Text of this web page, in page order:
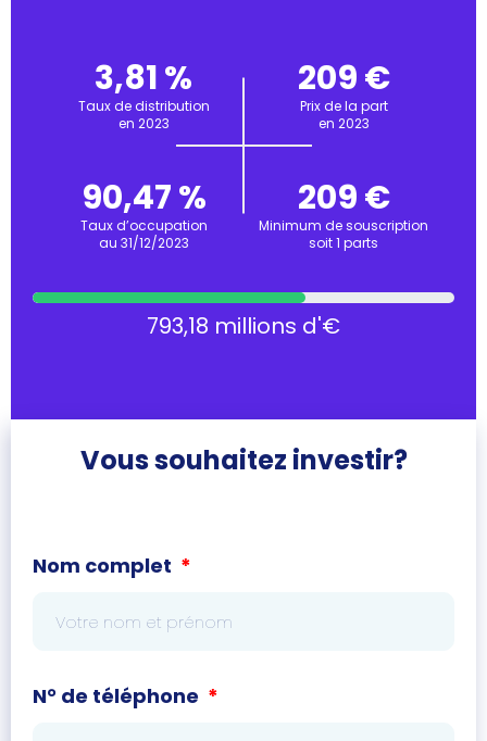
3,81 %
Taux de distribution
en 2023
209 €
Prix de la part
en 2023
90,47 %
Taux d’occupation
au 31/12/2023
209 €
Minimum de souscription
soit 1 parts
793,18 millions d'€
Vous souhaitez investir?
Nom complet
N° de téléphone